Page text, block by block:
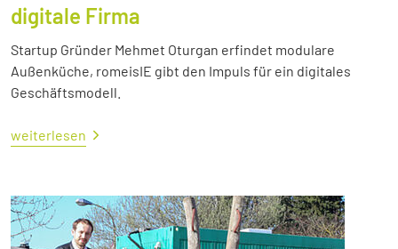
digitale Firma
Startup Gründer Mehmet Oturgan erfindet modulare
Außenküche, romeisIE gibt den Impuls für ein digitales
Geschäftsmodell.
weiterlesen